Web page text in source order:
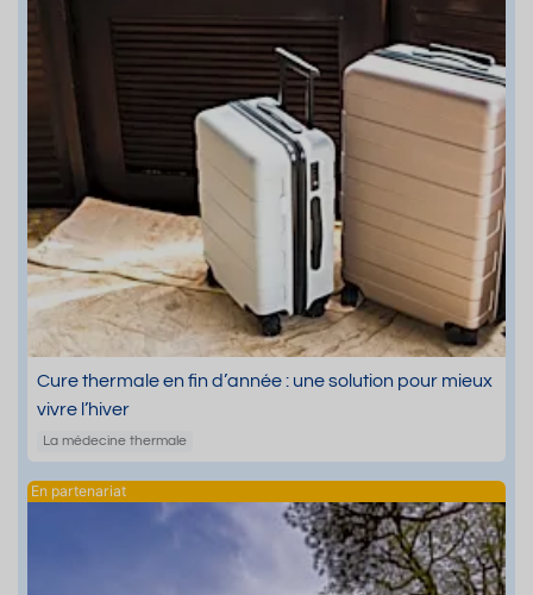
Cure thermale en fin d’année : une solution pour mieux
vivre l’hiver
La médecine thermale